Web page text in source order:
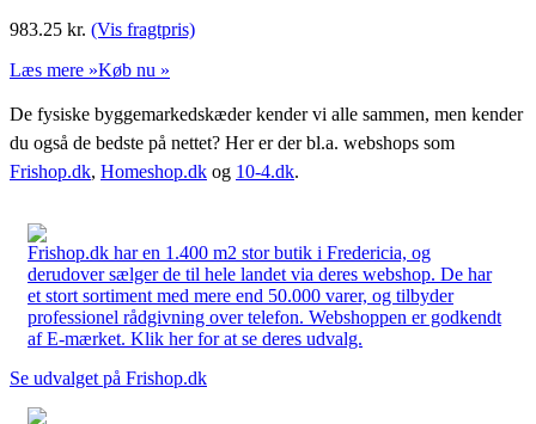
983.25 kr. (Vis fragtpris)
Læs mere »Køb nu »
De fysiske byggemarkedskæder kender vi alle sammen, men kender
du også de bedste på nettet? Her er der bl.a. webshops som
Frishop.dk, Homeshop.dk og 10-4.dk.
Frishop.dk har en 1.400 m2 stor butik i Fredericia, og
derudover sælger de til hele landet via deres webshop. De har
et stort sortiment med mere end 50.000 varer, og tilbyder
professionel rådgivning over telefon. Webshoppen er godkendt
af E-mærket. Klik her for at se deres udvalg.
Se udvalget på Frishop.dk